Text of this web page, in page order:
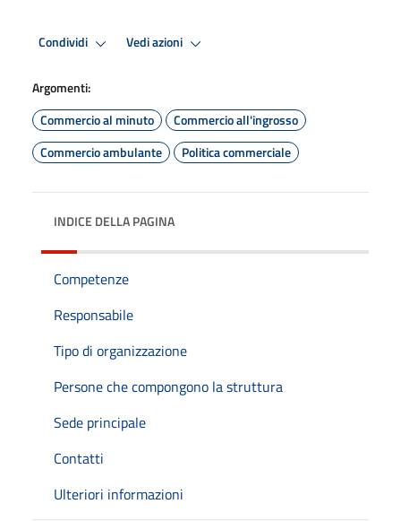
Condividi Vedi azioni
Argomenti:
Commercio al minuto
Commercio all'ingrosso
Commercio ambulante
Politica commerciale
INDICE DELLA PAGINA
Competenze
Responsabile
Tipo di organizzazione
Persone che compongono la struttura
Sede principale
Contatti
Ulteriori informazioni